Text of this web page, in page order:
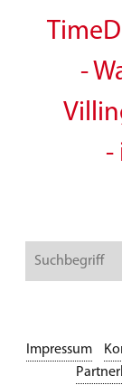
-
-
Impressum